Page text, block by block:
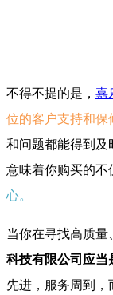
不得不提的是， 嘉
位的客户支持和保
和问题都能得到及
意味着你购买的不
心。
当你在寻找高质量
科技有限公司应当
先进，服务周到，